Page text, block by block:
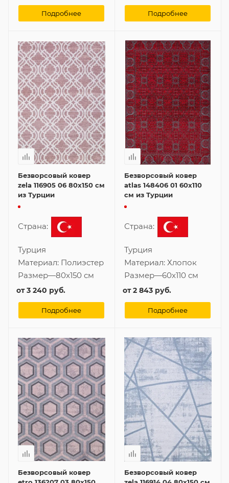
Подробнее Подробнее
Безворсовый ковер
zela 116905 06 80x150 см
из Турции
Страна:
Турция
Материал: Полиэстер
Размер—80x150 см
от3 240 руб.
Подробнее
Безворсовый ковер
atlas 148406 01 60x110
см из Турции
Страна:
Турция
Материал: Хлопок
Размер—60x110 см
от2 843 руб.
Подробнее
Безворсовый ковер
Безворсовый ковер